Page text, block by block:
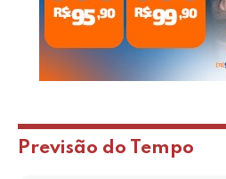
Previsão do Tempo